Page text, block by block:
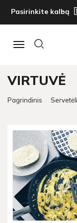
Pasirinkite kalbą
Navigacija
VIRTUVĖ
Pagrindinis